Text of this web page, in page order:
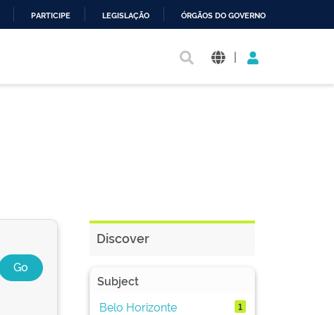
PARTICIPE LEGISLAÇÃO ÓRGÃOS DO GOVERNO
|
Discover
Subject
Belo Horizonte
1